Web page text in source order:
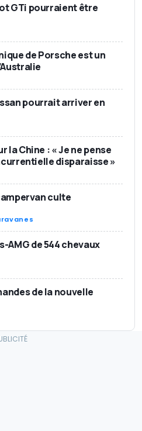
GTi pourraient être
de Porsche est un
pourrait arriver en
la Chine : « Je ne pense
disparaisse »
culte
AMG de 544 chevaux
de la nouvelle